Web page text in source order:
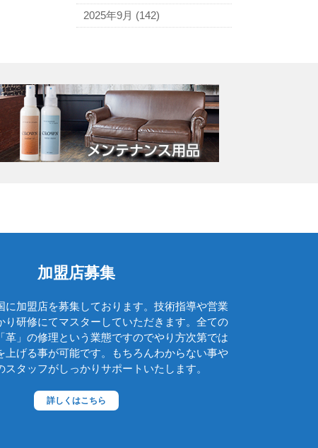
エミリオ・プッチ
エルメス
カンペール
ギ・ラロッシュ
グッチ
コールハーン
コモドール
ゴヤール
サザビー
ジミーチュウ
2025年9月 (142)
加盟店募集
に加盟店を募集しております。技術指導や営業
り研修にてマスターしていただきます。全ての
革」の修理という業態ですのでやり方次第では
上げる事が可能です。もちろんわからない事や
スタッフがしっかりサポートいたします。
詳しくはこちら